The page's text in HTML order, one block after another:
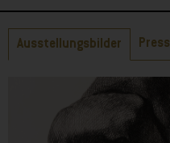
Sidebar
Reiter
Ausstellungsbilder